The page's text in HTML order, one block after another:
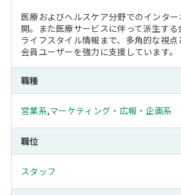
医療およびヘルスケア分野でのインタ
開。また医療サービスに伴って派生する
ライフスタイル情報まで、多角的な視
会員ユーザーを強力に支援しています。
職種
営業系,マーケティング・広報・企画系
職位
スタッフ